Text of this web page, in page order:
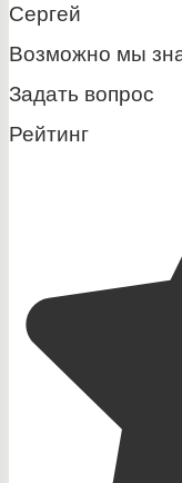
Сергей
Возможно мы
Задать вопрос
Рейтинг